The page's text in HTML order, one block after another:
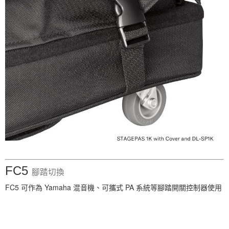
FC5 腳踏切換
FC5 可作為 Yamaha 混音機、可攜式 PA 系統等腳踏開關控制器使用